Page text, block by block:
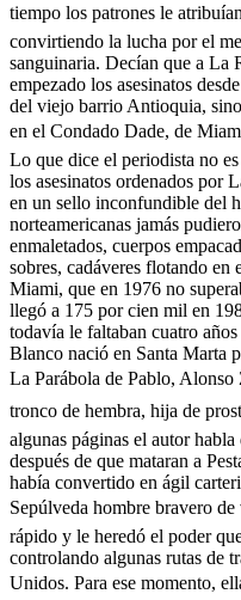
tiempo los patrones le atribuían
convirtiendo la lucha por el
sanguinaria. Decían que a La
empezado los asesinatos
del viejo barrio Antioquia,
en el Condado Dade, de
Lo que dice el periodista no
los asesinatos ordenados por
en un sello inconfundible del
norteamericanas jamás
enmaletados, cuerpos
sobres, cadáveres flotando en
Miami, que en 1976 no
llegó a 175 por cien mil en
todavía le faltaban cuatro
Blanco nació en Santa Marta
La Parábola de Pablo, Alonso
tronco de hembra, hija de
algunas páginas el autor
después de que mataran a
había convertido en ágil
Sepúlveda hombre bravero
rápido y le heredó el poder
controlando algunas rutas de
Unidos. Para ese momento,